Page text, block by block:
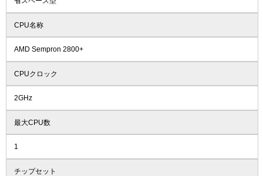
CPU名称
AMD Sempron 2800+
CPUクロック
2GHz
最大CPU数
1
チップセット